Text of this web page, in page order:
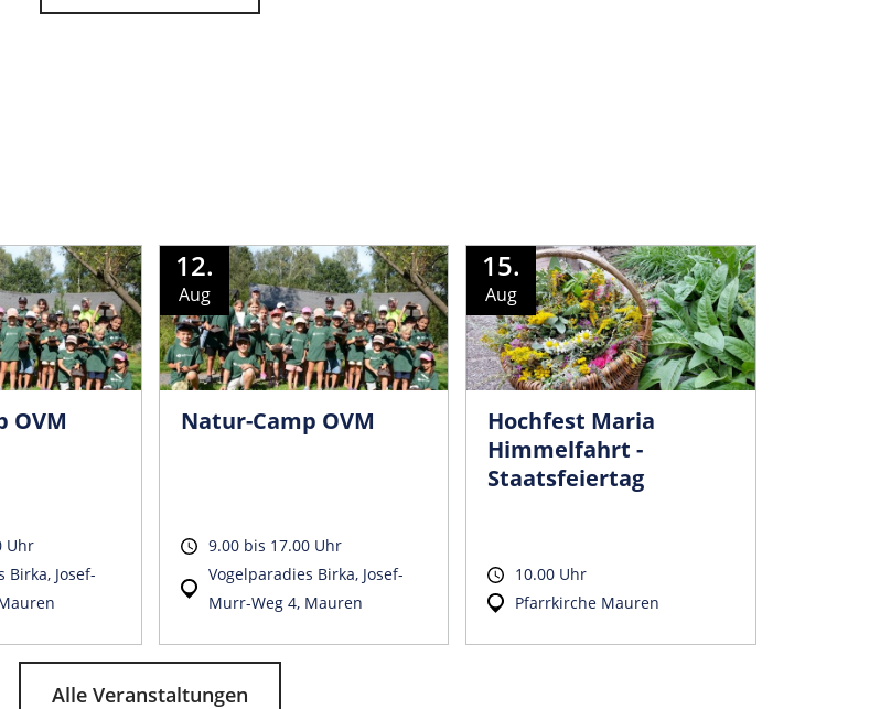
OVM
Uhr
Birka, Josef-
12.
Aug
Natur-Camp OVM
9.00 bis 17.00 Uhr
Vogelparadies Birka, Josef-
Murr-Weg 4, Mauren
15.
Aug
Hochfest Maria
Himmelfahrt -
Staatsfeiertag
10.00 Uhr
Pfarrkirche Mauren
Alle Veranstaltungen